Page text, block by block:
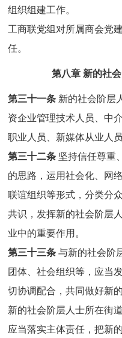
组织组建工作。
工商联党组对所属商会党
任。
第八章 新的社
第三十一条 新的社会阶层
资企业管理技术人员、中
职业人员、新媒体从业人员
第三十二条 坚持信任尊重
的思路，运用社会化、网
联谊组织等形式，分类分
共识，发挥新的社会阶层
业中的重要作用。
第三十三条 与新的社会阶
团体、社会组织等，应当
切协调配合，共同做好新
新的社会阶层人士所在街
应当落实主体责任，把新